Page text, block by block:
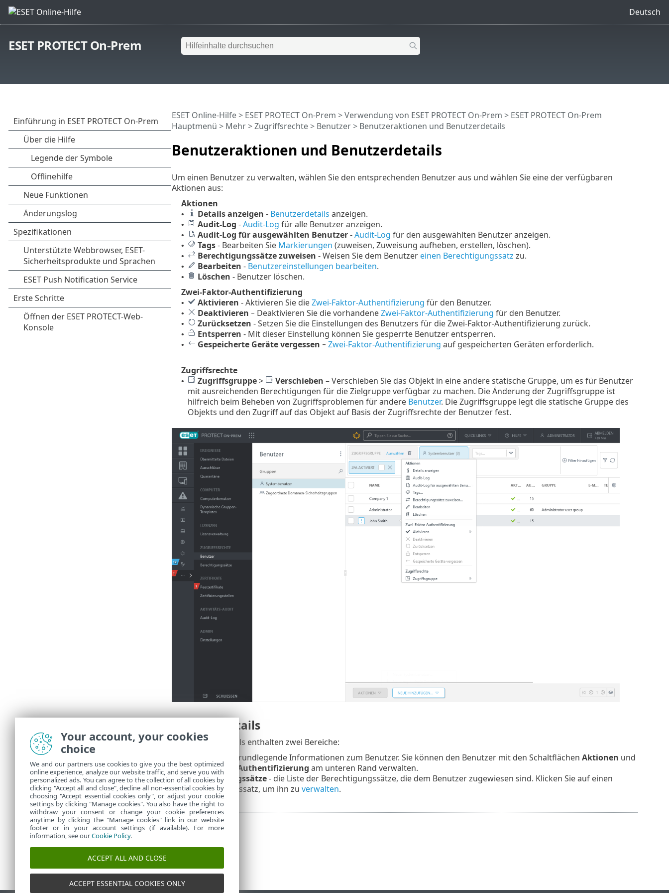
Deutsch
ESET PROTECT On-Prem
Benutzeraktionen und Benutzerdetails
ESET Online-Hilfe> ESET PROTECT On-Prem >Verwendung von ESET PROTECT On-Prem > ESET PROTECT On-Prem
Hauptmenü > Mehr>Zugriffsrechte> Benutzer> Benutzeraktionen und Benutzerdetails
Um einen Benutzer zu verwalten, wählen Sie den entsprechenden Benutzer aus und wählen Sie eine der verfügbaren
Aktionen aus:
Aktionen
• Details anzeigen - Benutzerdetails anzeigen.
• Audit-Log -Audit-Log für alle Benutzer anzeigen.
• Audit-Log für ausgewählten Benutzer-Audit-Log für den ausgewählten Benutzer anzeigen.
• Tags- Bearbeiten Sie Markierungen (zuweisen, Zuweisung aufheben, erstellen, löschen).
• Berechtigungssätze zuweisen - Weisen Sie dem Benutzereinen Berechtigungssatz zu.
• Bearbeiten - Benutzereinstellungen bearbeiten.
• Löschen - Benutzer löschen.
Zwei-Faktor-Authentifizierung
• Aktivieren - Aktivieren Sie dieZwei-Faktor-Authentifizierung für den Benutzer.
• Deaktivieren − Deaktivieren Sie die vorhandeneZwei-Faktor-Authentifizierung für den Benutzer.
• Zurücksetzen - Setzen Sie die Einstellungen des Benutzers für die Zwei-Faktor-Authentifizierung zurück.
• Entsperren - Mit dieser Einstellung können Sie gesperrte Benutzer entsperren.
• Gespeicherte Geräte vergessen − Zwei-Faktor-Authentifizierung auf gespeicherten Geräten erforderlich.
Zugriffsrechte
• Zugriffsgruppe> Verschieben –Verschieben Sie das Objekt in eine andere statische Gruppe, um es für Benutzer
mit ausreichenden Berechtigungen für die Zielgruppe verfügbar zu machen. Die Änderung der Zugriffsgruppe ist
hilfreich beim Beheben von Zugriffsproblemen für andere Benutzer. Die Zugriffsgruppe legt die statische Gruppe des
Objekts und den Zugriff auf das Objekt auf Basis der Zugriffsrechte der Benutzer fest.
Benutzerdetails
Die Benutzerdetails enthalten zwei Bereiche:
- Grundlegende Informationen zum Benutzer. Sie können den Benutzer mit den Schaltflächen Aktionen und
Zwei-Faktor-Authentifizierung am unteren Rand verwalten.
• Berechtigungssätze- die Liste der Berechtigungssätze, die dem Benutzer zugewiesen sind. Klicken Sie auf einen
Berechtigungssatz, um ihn zu verwalten.
Your account, your cookies
choice
We and our partners use cookies to give you the best optimized
online experience, analyze our website traffic, and serve you with
personalized ads. You can agree to the collection of all cookies by
clicking "Accept all and close", decline all non-essential cookies by
choosing "Accept essential cookies only", or adjust your cookie
settings by clicking "Manage cookies". You also have the right to
withdraw your consent or change your cookie preferences
anytime by clicking the "Manage cookies" link in our website
footer or in your account settings (if available). For more
information, see ourCookie Policy.
ACCEPT ALL AND CLOSE
ACCEPT ESSENTIAL COOKIES ONLY